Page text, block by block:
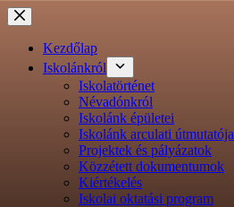
Ugrás
a
tartalomraKezdőlap
Iskolánkról
Iskolatörténet
Névadónkról
Iskolánk épületei
Iskolánk arculati útmutatója
Projektek és pályázatok
Közzétett dokumentumok
Kiértékelés
Iskolai oktatási program